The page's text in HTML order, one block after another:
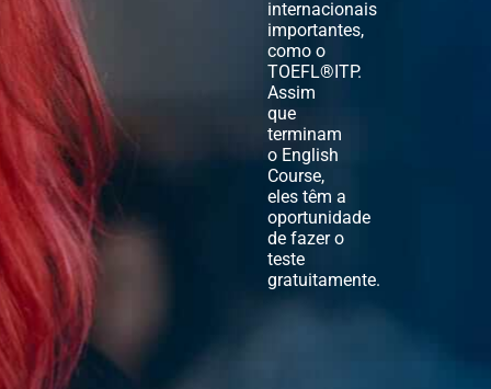
internacionais
importantes,
como o
TOEFL®ITP.
Assim
que
terminam
o English
Course,
eles têm a
oportunidade
de fazer o
teste
gratuitamente.